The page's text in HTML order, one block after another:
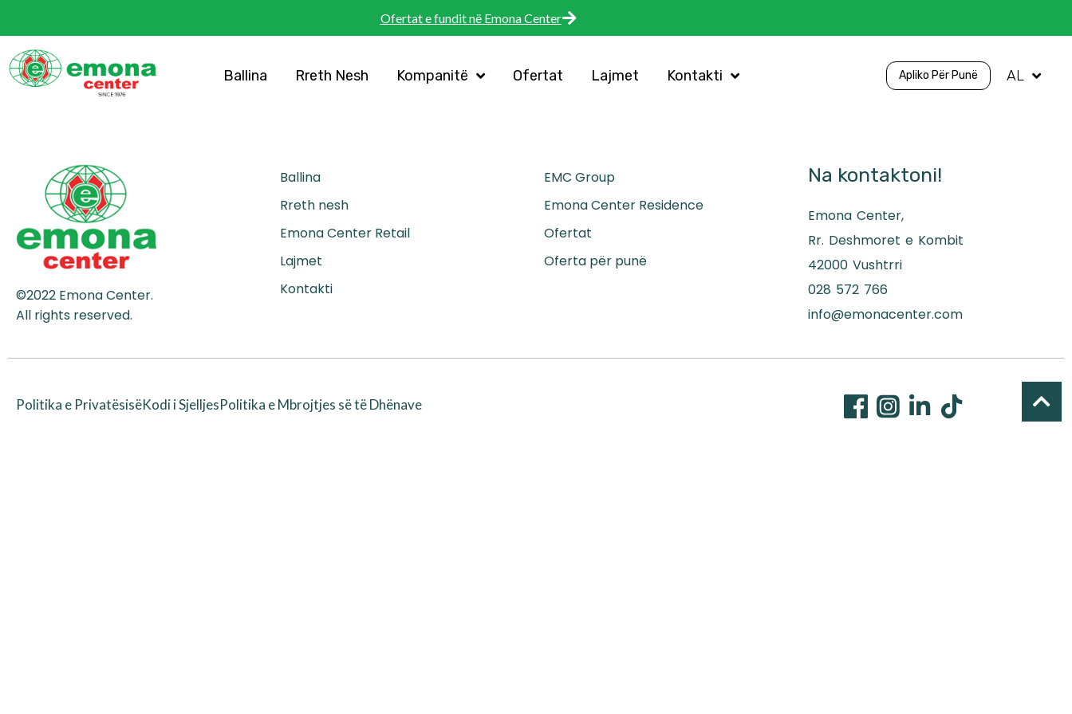
Ofertat e fundit në Emona Center
Ballina Rreth Nesh Kompanitë Ofertat Lajmet Kontakti Apliko Për Punë AL
©2022 Emona Center.
All rights reserved.
Ballina
Rreth nesh
Emona Center Retail
Lajmet
Kontakti
EMC Group
Emona Center Residence
Ofertat
Oferta për punë
Na kontaktoni!
Emona Center,
Rr. Deshmoret e Kombit
42000 Vushtrri
028 572 766
info@emonacenter.com
Politika e PrivatësisëKodi i SjelljesPolitika e Mbrojtjes së të Dhënave